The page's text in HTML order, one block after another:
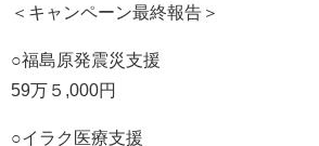
＜キャンペーン最終報告＞
○福島原発震災支援
59万５,000円
○イラク医療支援